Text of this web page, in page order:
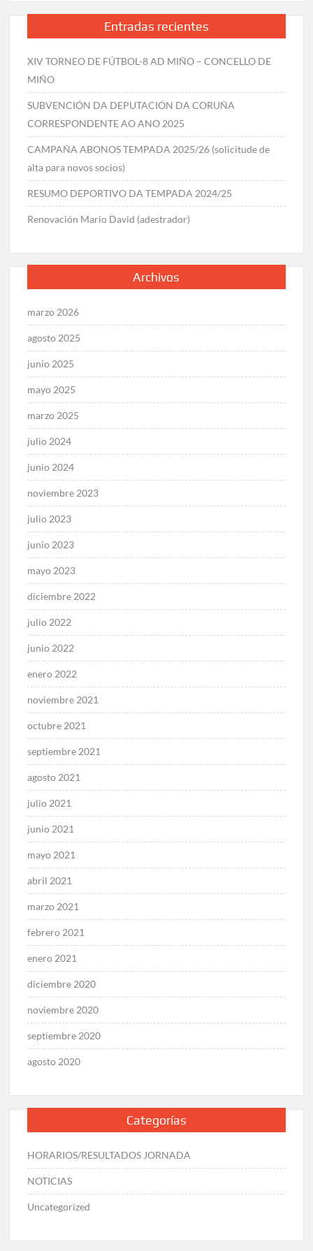
Entradas recientes
XIV TORNEO DE FÚTBOL-8 AD MIÑO – CONCELLO DE
MIÑO
SUBVENCIÓN DA DEPUTACIÓN DA CORUÑA
CORRESPONDENTE AO ANO 2025
CAMPAÑA ABONOS TEMPADA 2025/26 (solicitude de
alta para novos socios)
RESUMO DEPORTIVO DA TEMPADA 2024/25
Renovación Mario David (adestrador)
Archivos
marzo 2026
agosto 2025
junio 2025
mayo 2025
marzo 2025
julio 2024
junio 2024
noviembre 2023
julio 2023
junio 2023
mayo 2023
diciembre 2022
julio 2022
junio 2022
enero 2022
noviembre 2021
octubre 2021
septiembre 2021
agosto 2021
julio 2021
junio 2021
mayo 2021
abril 2021
marzo 2021
febrero 2021
enero 2021
diciembre 2020
noviembre 2020
septiembre 2020
agosto 2020
Categorías
HORARIOS/RESULTADOS JORNADA
NOTICIAS
Uncategorized